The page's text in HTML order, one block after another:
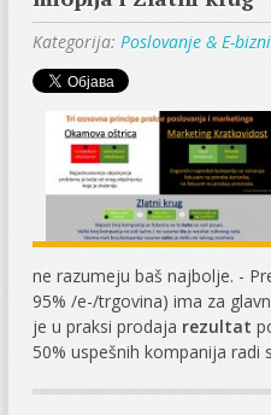
Kategorija: Poslovanje & E-
ne razumeju baš najbolje. -
95% /e-/trgovina) ima za
je u praksi prodaja rezultat
50% uspešnih kompanija radi